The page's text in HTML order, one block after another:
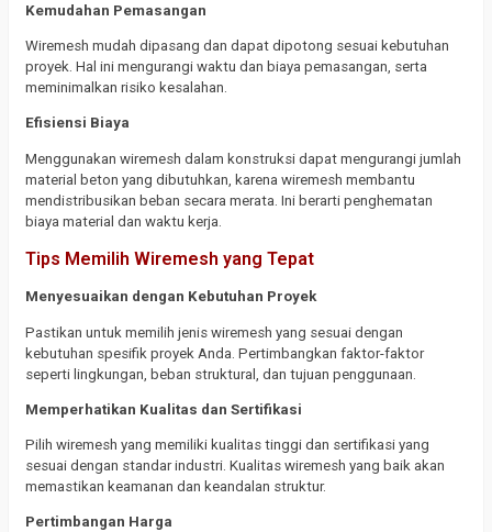
Kemudahan Pemasangan
Wiremesh mudah dipasang dan dapat dipotong sesuai kebutuhan
proyek. Hal ini mengurangi waktu dan biaya pemasangan, serta
meminimalkan risiko kesalahan.
Efisiensi Biaya
Menggunakan wiremesh dalam konstruksi dapat mengurangi jumlah
material beton yang dibutuhkan, karena wiremesh membantu
mendistribusikan beban secara merata. Ini berarti penghematan
biaya material dan waktu kerja.
Tips Memilih Wiremesh yang Tepat
Menyesuaikan dengan Kebutuhan Proyek
Pastikan untuk memilih jenis wiremesh yang sesuai dengan
kebutuhan spesifik proyek Anda. Pertimbangkan faktor-faktor
seperti lingkungan, beban struktural, dan tujuan penggunaan.
Memperhatikan Kualitas dan Sertifikasi
Pilih wiremesh yang memiliki kualitas tinggi dan sertifikasi yang
sesuai dengan standar industri. Kualitas wiremesh yang baik akan
memastikan keamanan dan keandalan struktur.
Pertimbangan Harga